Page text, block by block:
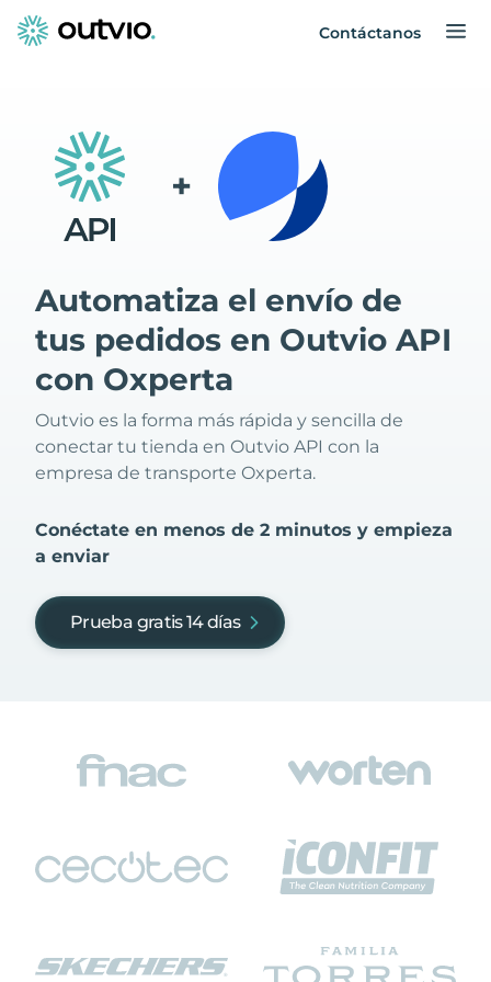
Contáctanos
+
Automatiza el envío de
tus pedidos en Outvio API
con Oxperta
Outvio es la forma más rápida y sencilla de
conectar tu tienda en Outvio API con la
empresa de transporte Oxperta.
Conéctate en menos de 2 minutos y empieza
a enviar
Prueba gratis 14 días